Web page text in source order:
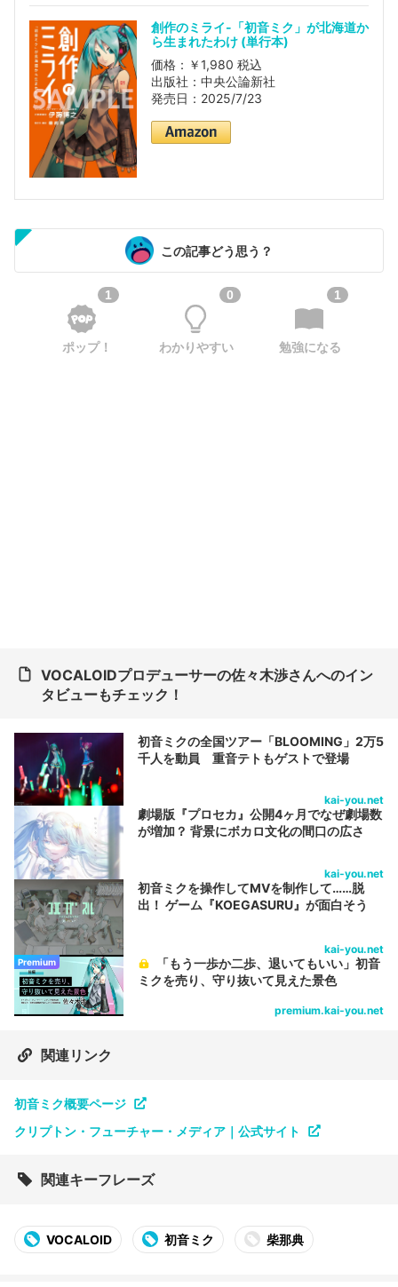
創作のミライ-「初音ミク」が北海道か
ら生まれたわけ (単行本)
価格：￥1,980 税込
出版社：中央公論新社
発売日：2025/7/23
この記事どう思う？
1
ポップ！
0
わかりやすい
1
勉強になる
VOCALOIDプロデューサーの佐々木渉さんへのイン
タビューもチェック！
初音ミクの全国ツアー「BLOOMING」2万5
千人を動員 重音テトもゲストで登場
kai-you.net
劇場版『プロセカ』公開4ヶ月でなぜ劇場数
が増加？ 背景にボカロ文化の間口の広さ
kai-you.net
初音ミクを操作してMVを制作して……脱
出！ ゲーム『KOEGASURU』が面白そう
kai-you.net
Premium
「もう一歩か二歩、退いてもいい」初音
ミクを売り、守り抜いて見えた景色
premium.kai-you.net
関連リンク
初音ミク概要ページ
クリプトン・フューチャー・メディア｜公式サイト
関連キーフレーズ
VOCALOID 初音ミク 柴那典